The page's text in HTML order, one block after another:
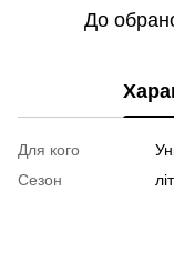
До
Для кого
Сезон